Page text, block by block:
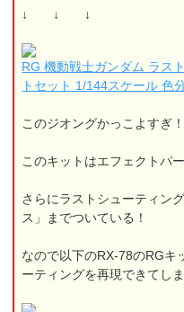
↓ ↓ ↓
RG 機動戦士ガンダム ラス
トセット 1/144スケール 色
このジオングかっこよすぎ！
このキットはエフェクトパ
さらにラストシューティン
ス」までついている！
なので以下のRX-78のRGキ
ーティングを再現できてしま